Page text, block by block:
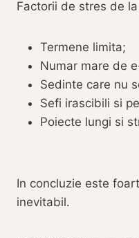
Factorii de stres de
Termene limita;
Numar mare de
Sedinte care nu
Sefi irascibili si
Poiecte lungi si
In concluzie este
inevitabil.